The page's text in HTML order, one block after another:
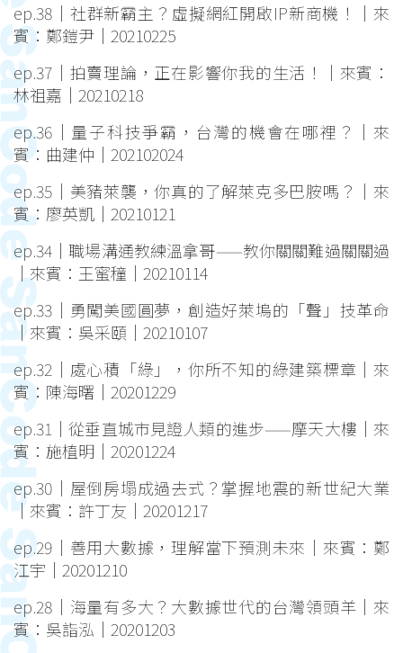
ep.38｜社群新霸主？虛擬網紅開啟IP新商機！｜來
賓：鄭鎧尹｜20210225
ep.37｜拍賣理論，正在影響你我的生活！｜來賓：
林祖嘉｜20210218
ep.36｜量子科技爭霸，台灣的機會在哪裡？｜來
賓：曲建仲｜202102024
ep.35｜美豬萊襲，你真的了解萊克多巴胺嗎？｜來
賓：廖英凱｜20210121
ep.34｜職場溝通教練溫拿哥——教你關關難過關關過
｜來賓：王蜜穜｜20210114
ep.33｜勇闖美國圓夢，創造好萊塢的「聲」技革命
｜來賓：吳采頤｜20210107
ep.32｜處心積「綠」，你所不知的綠建築標章｜來
賓：陳海曙｜20201229
ep.31｜從垂直城市見證人類的進步——摩天大樓｜來
賓：施植明｜20201224
ep.30｜屋倒房塌成過去式？掌握地震的新世紀大業
｜來賓：許丁友｜20201217
ep.29｜善用大數據，理解當下預測未來｜來賓：鄭
江宇｜20201210
ep.28｜海量有多大？大數據世代的台灣領頭羊｜來
賓：吳詣泓｜20201203